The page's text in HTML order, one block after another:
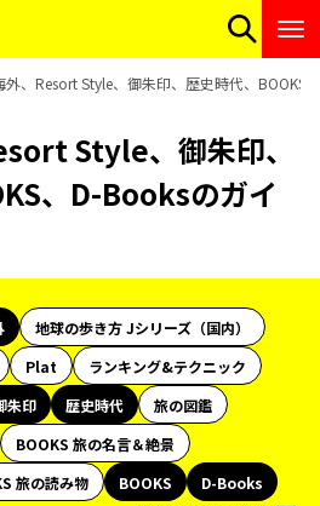
外、Resort Style、御朱印、歴史時代、BOOKS
Style、御朱印、
、D-Booksのガイ
地球の歩き方 Jシリーズ（国内）
Plat
ランキング&テクニック
朱印 歴史時代
旅の図鑑
BOOKS 旅の名言＆絶景
旅の読み物 BOOKS
D-Books